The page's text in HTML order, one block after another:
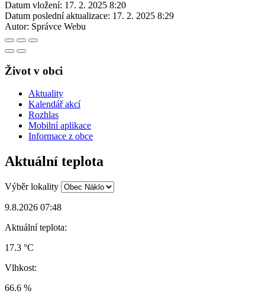
Datum vložení: 17. 2. 2025 8:20
Datum poslední aktualizace: 17. 2. 2025 8:29
Autor: Správce Webu
Život v obci
Aktuality
Kalendář akcí
Rozhlas
Mobilní aplikace
Informace z obce
Aktuální teplota
Výběr lokality
9.8.2026 07:48
Aktuální teplota:
17.3 °C
Vlhkost:
66.6 %